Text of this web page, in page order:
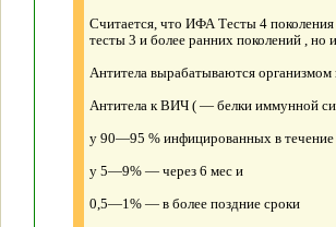
Считается, что ИФА Тесты 4
тесты 3 и более ранних поколений , но
Антитела вырабатываются
Антитела к ВИЧ ( — белки иммунной
у 90—95 % инфицированных в течение
у 5—9% — через 6 мес и
0,5—1% — в более поздние сроки